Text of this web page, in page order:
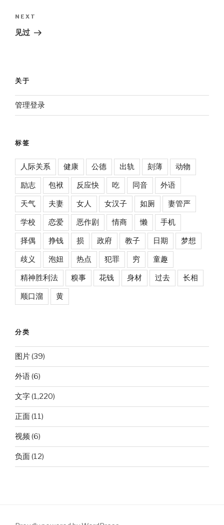
Next
Post
NEXT
见过
关于
管理登录
标签
人际关系 健康 公德 出轨 刻薄 动物
励志 包袱 反应快 吃 同音 外语
天气 夫妻 女人 女汉子 如厕 妻管严
学校 恋爱 恶作剧 情商 懒 手机
择偶 挣钱 损 政府 教子 日期 梦想
歧义 泡妞 热点 犯罪 穷 童趣
精神胜利法 糗事 花钱 身材 过去 长相
顺口溜 黄
分类
图片(39)
外语(6)
文字(1,220)
正面(11)
视频 (6)
负面(12)